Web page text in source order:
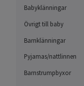
Babyklänningar
Övrigt till baby
Barnklänningar
Pyjamas/nattlinnen
Barnstrumpbyxor